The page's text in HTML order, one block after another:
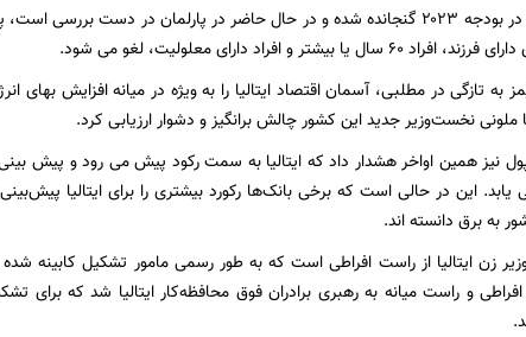
بیشتر و افراد دارای معلولیت، لغو می شود.
به تازگی در مطلبی، آسمان اقتصاد ایتالیا را به ویژه در میانه افزایش
ملونی نخست‌وزیر جدید این کشور چالش برانگیز و دشوار ارزیابی کرد.
نیز همین اواخر هشدار داد که ایتالیا به سمت رکود پیش می رود و پیش
به برق دانسته اند.
زن ایتالیا از راست افراطی‌ است که به طور رسمی مامور تشکیل کابینه شده
و راست میانه به رهبری برادران فوق محافظه‌کار ایتالیا شد که برای